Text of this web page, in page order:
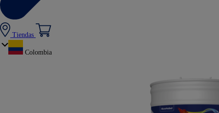
Tiendas
Colombia